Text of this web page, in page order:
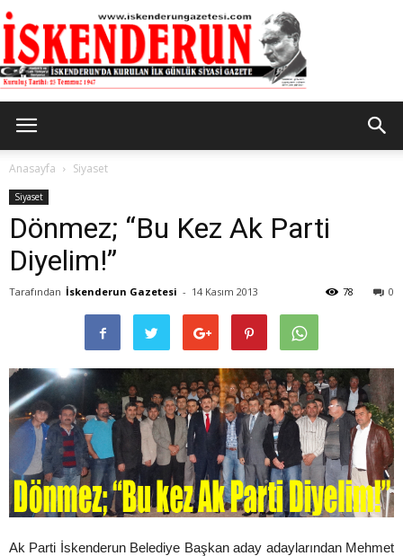
Gazetesi
Anasayfa Siyaset
Siyaset
Dönmez; “Bu Kez Ak Parti
Diyelim!”
Tarafından İskenderun Gazetesi - 14 Kasım 2013 0
78
Ak Parti İskenderun Belediye Başkan aday adaylarından Mehmet